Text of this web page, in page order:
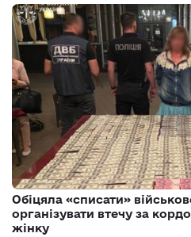
Обіцяла «списати»
організувати втечу за
жінку